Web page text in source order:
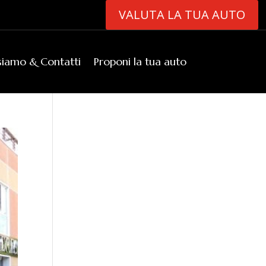
VALUTA LA TUA AUTO
& Contatti Proponi la tua auto